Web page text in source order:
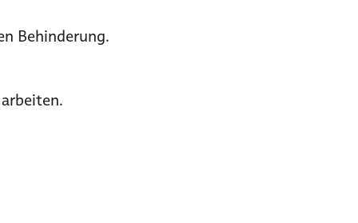
Behinderung.